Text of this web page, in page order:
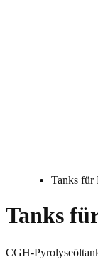
Tanks für
Tanks
CGH-